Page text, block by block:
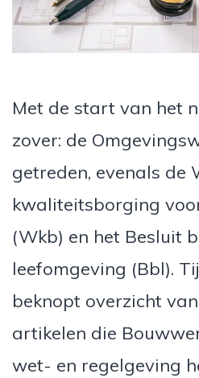
Met de start van het
zover: de
getreden, evenals de
kwaliteitsborging
(Wkb) en het Besluit
leefomgeving (Bbl).
beknopt overzicht
artikelen die
wet- en regelgeving